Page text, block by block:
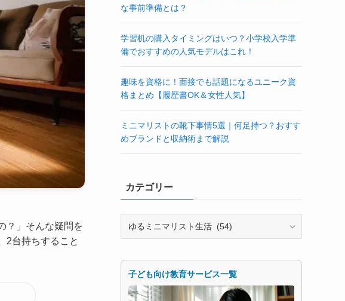
？」そんな疑問を
2台持ちすること
な事前準備とは？
学習机の購入タイミングはいつ？小学校入学準
備でおすすめの人気モデルはこれ！
趣味を資格に！面接でも話題になるユニーク資
格まとめ【履歴書OK＆女性人気】
ミニマリストの靴下事情5選｜何足持つ？おすす
めブランドと収納術まで解説
カテゴリー
リ
子ども向け教育サービス一覧